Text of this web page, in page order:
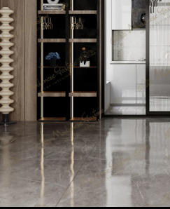
эстетику и стиль.
себе чистые линии,
инновационные
привлекательные и
Применение
Умные